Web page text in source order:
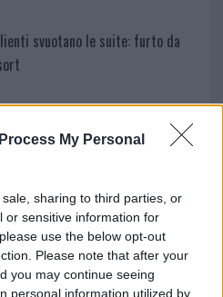
My Personal
sharing to third parties, or
or sensitive information for
use the below opt-out
Please note that after your
you may continue seeing
personal information utilized by
svuotano le suite: furto da
rampe chiuse ancora fino a
la classifica delle mete più